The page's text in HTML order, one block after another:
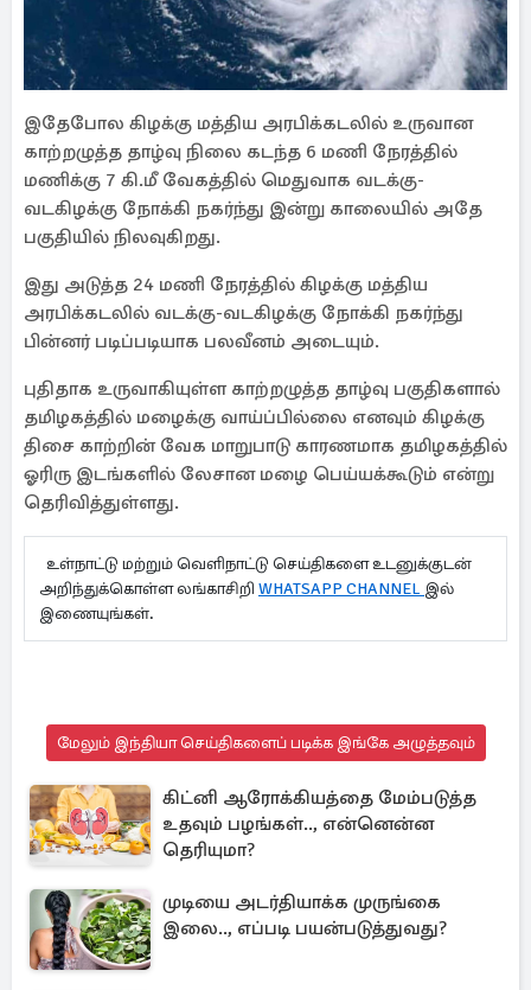
இதேபோல கிழக்கு மத்திய அரபிக்கடலில் உருவான
காற்றழுத்த தாழ்வு நிலை கடந்த 6 மணி நேரத்தில்
மணிக்கு 7 கி.மீ வேகத்தில் மெதுவாக வடக்கு-
வடகிழக்கு நோக்கி நகர்ந்து இன்று காலையில் அதே
பகுதியில் நிலவுகிறது.
இது அடுத்த 24 மணி நேரத்தில் கிழக்கு மத்திய
அரபிக்கடலில் வடக்கு-வடகிழக்கு நோக்கி நகர்ந்து
பின்னர் படிப்படியாக பலவீனம் அடையும்.
புதிதாக உருவாகியுள்ள காற்றழுத்த தாழ்வு பகுதிகளால்
தமிழகத்தில் மழைக்கு வாய்ப்பில்லை எனவும் கிழக்கு
திசை காற்றின் வேக மாறுபாடு காரணமாக தமிழகத்தில்
ஓரிரு இடங்களில் லேசான மழை பெய்யக்கூடும் என்று
தெரிவித்துள்ளது.
உள்நாட்டு மற்றும் வெளிநாட்டு செய்திகளை உடனுக்குடன்
அறிந்துக்கொள்ள லங்காசிறி WHATSAPP CHANNEL இல்
இணையுங்கள்.
மேலும் இந்தியா செய்திகளைப் படிக்க இங்கே அழுத்தவும்
கிட்னி ஆரோக்கியத்தை மேம்படுத்த
உதவும் பழங்கள்.., என்னென்ன
தெரியுமா?
முடியை அடர்தியாக்க முருங்கை
இலை.., எப்படி பயன்படுத்துவது?